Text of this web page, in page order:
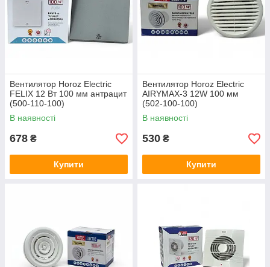
Вентилятор Horoz Electric
FELIX 12 Вт 100 мм антрацит
(500-110-100)
В наявності
678 ₴
Купити
Вентилятор Horoz Electric
AIRYMAX-3 12W 100 мм
(502-100-100)
В наявності
530 ₴
Купити